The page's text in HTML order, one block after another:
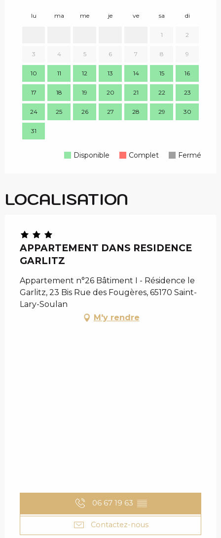
lu ma me je ve sa di
1 2
3 4 5 6 7 8 9
10 11 12 13 14 15 16
17 18 19 20 21 22 23
24 25 26 27 28 29 30
31
Disponible Complet Fermé
LOCALISATION
APPARTEMENT DANS RESIDENCE
GARLITZ
Appartement n°26 Bâtiment I - Résidence le
Garlitz, 23 Bis Rue des Fougères, 65170 Saint-
Lary-Soulan
M'y rendre
06 67 19 63 ▒▒
Contactez-nous